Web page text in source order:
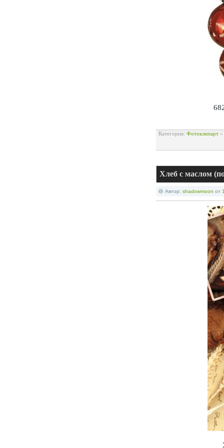
Категория: Фотоклипарт »
Хлеб с маслом
Автор: shadowmoon от